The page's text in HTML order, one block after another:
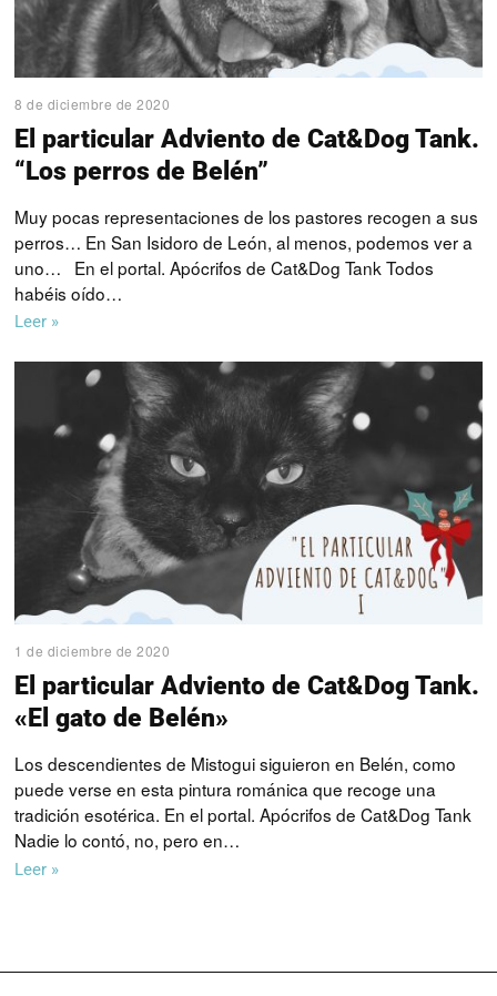
8 de diciembre de 2020
El particular Adviento de Cat&Dog Tank.
“Los perros de Belén”
Muy pocas representaciones de los pastores recogen a sus
perros… En San Isidoro de León, al menos, podemos ver a
uno… En el portal. Apócrifos de Cat&Dog Tank Todos
habéis oído…
Leer »
1 de diciembre de 2020
El particular Adviento de Cat&Dog Tank.
«El gato de Belén»
Los descendientes de Mistogui siguieron en Belén, como
puede verse en esta pintura románica que recoge una
tradición esotérica. En el portal. Apócrifos de Cat&Dog Tank
Nadie lo contó, no, pero en…
Leer »